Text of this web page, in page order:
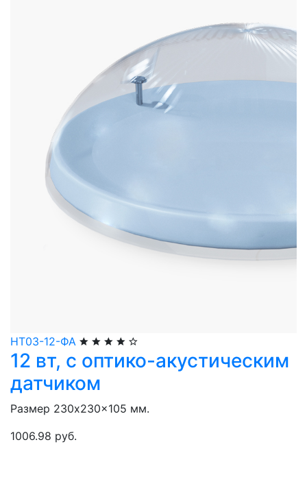
НТ03-12-ФА
12 вт, с оптико-акустическим
датчиком
Размер 230x230x105 мм.
1006.98 руб.